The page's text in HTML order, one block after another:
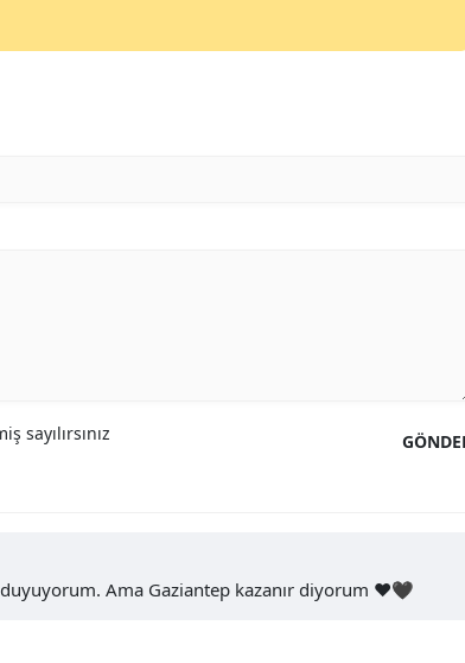
sayılırsınız
Ama Gaziantep kazanır diyorum ❤️🖤